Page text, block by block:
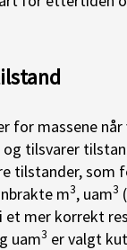
for massene
tilsvarer
tilstander,
m3, uam3
mer korrekt
uam3 er valgt